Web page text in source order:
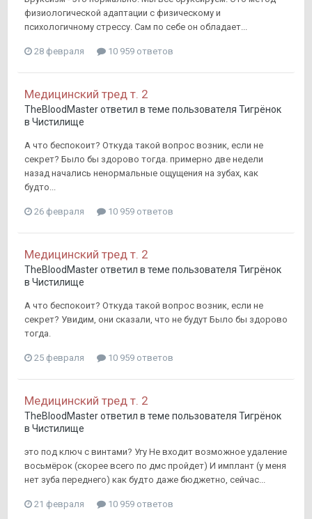
физиологической адаптации с физическому и
психологичному стрессу. Сам по себе он обладает...
28 февраля 10 959 ответов
Медицинский тред т. 2
TheBloodMasterответил в теме пользователя Тигрёнок
в Чистилище
А что беспокоит? Откуда такой вопрос возник, если не
секрет? Было бы здорово тогда. примерно две недели
назад начались ненормальные ощущения на зубах, как
будто...
26 февраля 10 959 ответов
Медицинский тред т. 2
TheBloodMasterответил в теме пользователя Тигрёнок
в Чистилище
А что беспокоит? Откуда такой вопрос возник, если не
секрет? Увидим, они сказали, что не будут Было бы здорово
тогда.
25 февраля 10 959 ответов
Медицинский тред т. 2
TheBloodMasterответил в теме пользователя Тигрёнок
в Чистилище
это под ключ с винтами? Угу Не входит возможное удаление
восьмёрок (скорее всего по дмс пройдет) И имплант (у меня
нет зуба переднего) как будто даже бюджетно, сейчас...
21 февраля 10 959 ответов